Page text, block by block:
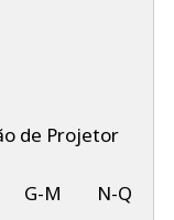
de Projetor
G-M N-Q